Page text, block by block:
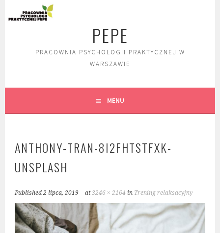
to
PEPE
PRACOWNIA PSYCHOLOGII PRAKTYCZNEJ W
WARSZAWIE
MENU
ANTHONY-TRAN-8I2FHTSTFXK-
UNSPLASH
Published2 lipca, 2019 at3246 × 2164 in Trening relaksacyjny